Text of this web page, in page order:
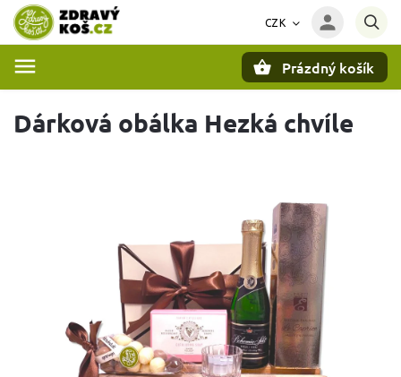
CZK
Prázdný košík
Dárková obálka Hezká chvíle